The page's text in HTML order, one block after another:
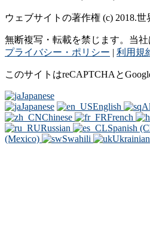
ウェブサイトの著作権 (c) 2018.世
無断複写・転載を禁じます。当
プライバシー・ポリシー | 利用規
このサイトはreCAPTCHAと
Japanese
Japanese
English
Chinese
French
Russian
Spanish
(Mexico)
Swahili Ukrainian